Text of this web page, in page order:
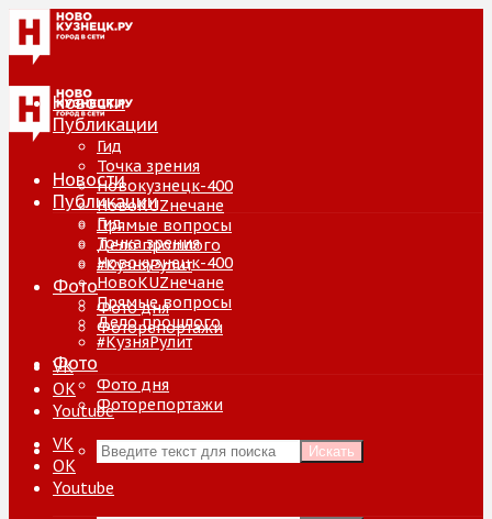
Новости
Публикации
Гид
Точка зрения
Новокузнецк-400
НовоKUZнечане
Прямые вопросы
Дело прошлого
#КузняРулит
Фото
Фото дня
Фоторепортажи
VK
ОК
Youtube
Искать
Новости
Публикации
Гид
Точка зрения
Новокузнецк-400
НовоKUZнечане
Прямые вопросы
Дело прошлого
#КузняРулит
Фото
Фото дня
Фоторепортажи
VK
ОК
Youtube